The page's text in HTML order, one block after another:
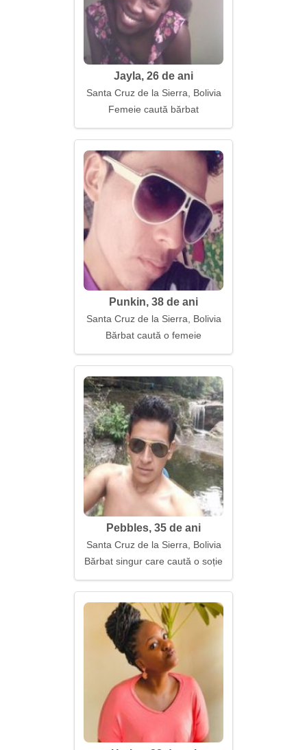
Jayla, 26 de ani
Santa Cruz de la Sierra, Bolivia
Femeie caută bărbat
Punkin, 38 de ani
Santa Cruz de la Sierra, Bolivia
Bărbat caută o femeie
Pebbles, 35 de ani
Santa Cruz de la Sierra, Bolivia
Bărbat singur care caută o soție